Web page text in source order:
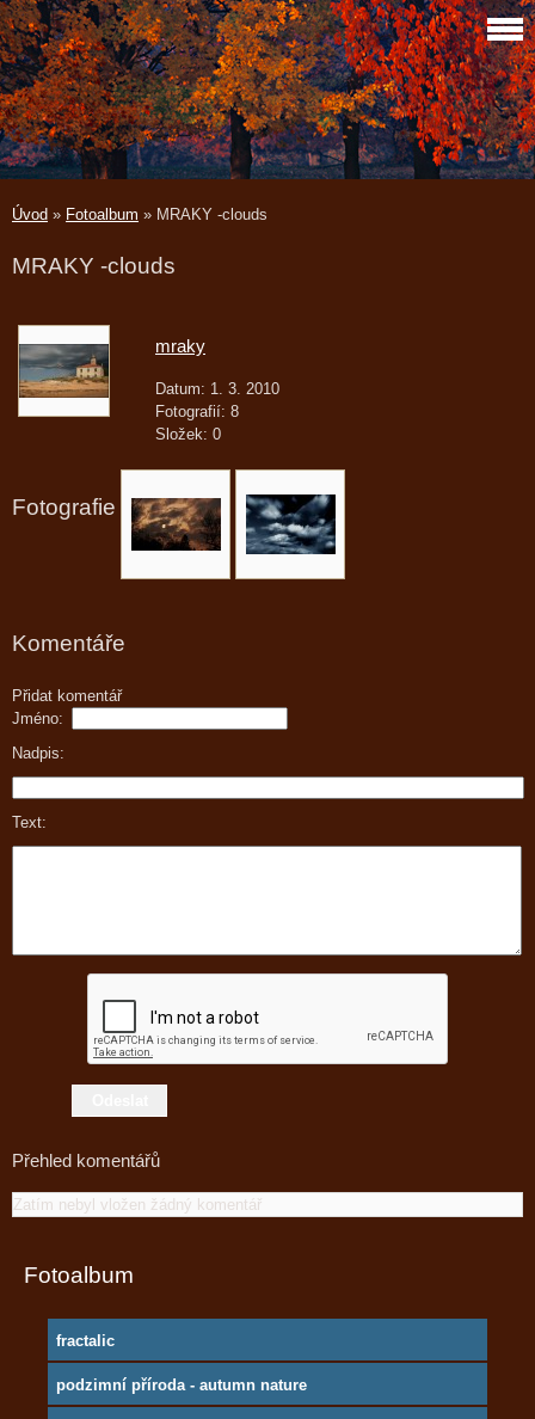
Úvod » Fotoalbum » MRAKY -clouds
MRAKY -clouds
mraky
Datum: 1. 3. 2010
Fotografií: 8
Složek: 0
Fotografie
Komentáře
Přidat komentář
Jméno:
Nadpis:
Text:
Přehled komentářů
Zatím nebyl vložen žádný komentář
Fotoalbum
fractalic
podzimní příroda - autumn nature